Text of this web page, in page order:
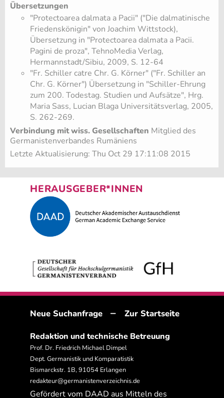
Übersetzungen
"Protectoarea dalmata a Pacii" ("Die dalmatinische
Friedenskönigin" von Joachim Wittstock),
Übersetzung in "Protectoarea dalmata a Pacii.
Pagini de proza", TehnoMedia Verlag,
Hermannstadt/Sibiu, 2009, S. 12-64
"Fr. Schiller catre Chr. G. Körner" ("Fr. Schiller an
Chr. G. Körner") Übersetzung in "Schiller-Ehrung
zum 200. Todestag. Studien und Aufsätze", Hrg.
Maria Sass, Lucian Blaga Universitätsverlag, 2005,
S. 262-269.
Verbindung mit wiss. Gesellschaften Mitglied des
Germanistenverbandes Rumäniens
Letzte Aktualisierung: Thu Oct 29 17:11:08 2015
HERAUSGEBER*INNEN
Neue Suchanfrage – Zur Startseite
Redaktion und technische Betreuung
Prof. Dr. Friedrich Michael Dimpel
Dept. Germanistik und Komparatistik
Bismarckstr. 1B, 91054 Erlangen
redakteur@germanistenverzeichnis.de
Gefördert vom DAAD aus Mitteln des